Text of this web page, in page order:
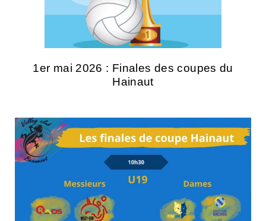
1er mai 2026 : Finales des coupes du
Hainaut